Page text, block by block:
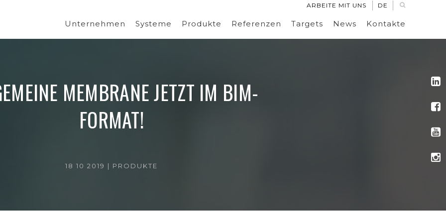
ARBEITE MIT UNS DE
Unternehmen Systeme Produkte Referenzen Targets News Kontakte
MEMBRANE JETZT IM BIM-
FORMAT!
18 10 2019 | PRODUKTE